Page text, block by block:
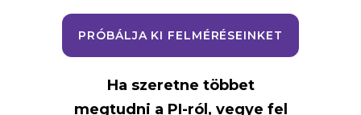
PRÓBÁLJA KI FELMÉRÉSEINKET
Ha szeretne többet
megtudni a PI-ról, vegye fel